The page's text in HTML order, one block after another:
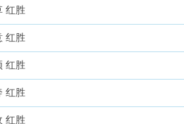
红胜
红胜
红胜
红胜
红胜